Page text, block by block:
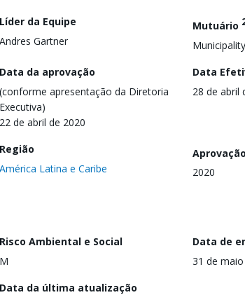
Líder da Equipe
Andres Gartner
Mutuário
Data da aprovação
(conforme apresentação da Diretoria
Executiva)
22 de abril de 2020
Data
28 de abril
Região
América Latina e Caribe
2020
Risco Ambiental e Social
M
Data de
31 de
Data da última atualização